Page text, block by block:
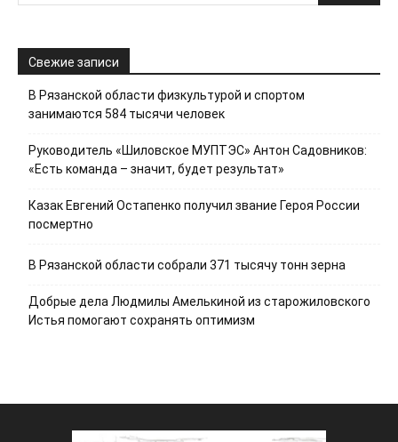
Свежие записи
В Рязанской области физкультурой и спортом
занимаются 584 тысячи человек
Руководитель «Шиловское МУПТЭС» Антон Садовников:
«Есть команда – значит, будет результат»
Казак Евгений Остапенко получил звание Героя России
посмертно
В Рязанской области собрали 371 тысячу тонн зерна
Добрые дела Людмилы Амелькиной из старожиловского
Истья помогают сохранять оптимизм